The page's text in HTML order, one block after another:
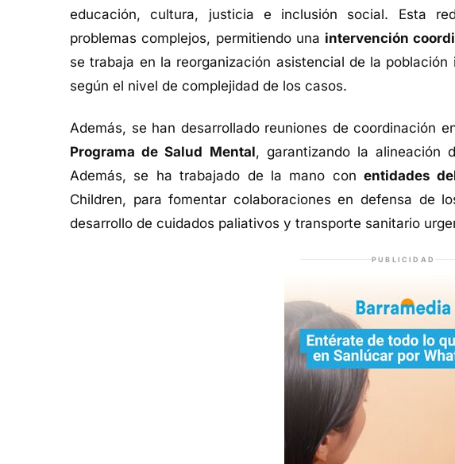
educación, cultura, justicia e inclusión social. Esta
problemas complejos, permitiendo una intervención
se trabaja en la reorganización asistencial de la
según el nivel de complejidad de los casos.
Además, se han desarrollado reuniones de coordinación
Programa de Salud Mental, garantizando la alineación
Además, se ha trabajado de la mano con entidades
Children, para fomentar colaboraciones en defensa de
desarrollo de cuidados paliativos y transporte sanitario
PUBLICIDAD